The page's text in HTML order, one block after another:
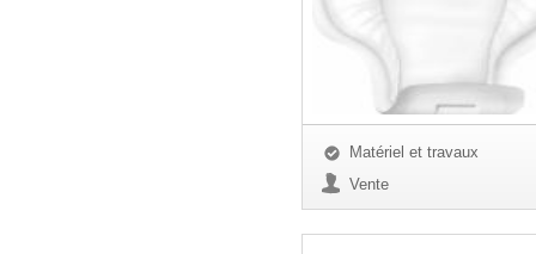
Matériel et travaux
Vente